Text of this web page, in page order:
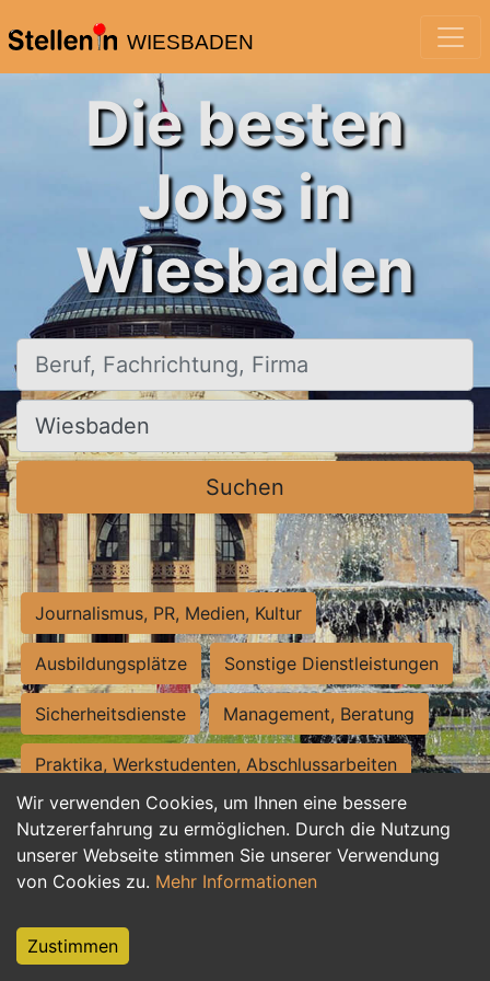
WIESBADEN
Wir verwenden Cookies, um Ihnen eine bessere
Nutzererfahrung zu ermöglichen. Durch die Nutzung
unserer Webseite stimmen Sie unserer Verwendung
von Cookies zu. Mehr Informationen
Zustimmen
Die besten
Jobs in
Wiesbaden
Beruf, Fachrichtung, Firma
Ort, Stadt
Suchen
Journalismus, PR, Medien, Kultur
Ausbildungsplätze Sonstige Dienstleistungen
Sicherheitsdienste Management, Beratung
Praktika, Werkstudenten, Abschlussarbeiten
Personalwesen Assistenz, Sekretariat
Hilfskräfte, Aushilfs- und Nebenjobs
Weiterbildung, Studium, duale Ausbildung